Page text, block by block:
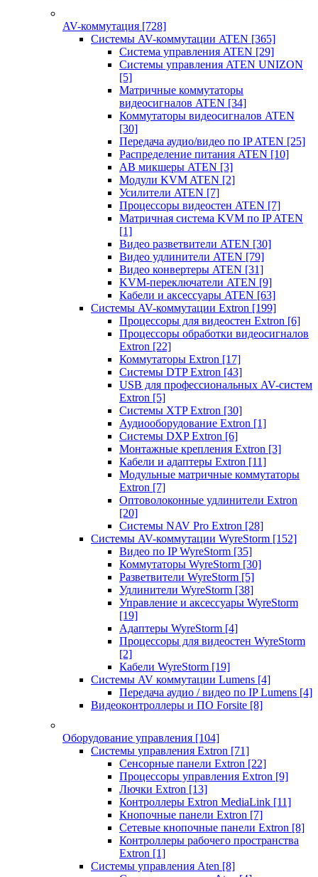
AV-коммутация [728]
Системы AV-коммутации ATEN [365]
Система управления ATEN [29]
Системы управления ATEN UNIZON
[5]
Матричные коммутаторы
видеосигналов ATEN [34]
Коммутаторы видеосигналов ATEN
[30]
Передача аудио/видео по IP ATEN [25]
Распределение питания ATEN [10]
АВ микшеры ATEN [3]
Модули KVM ATEN [2]
Усилители ATEN [7]
Процессоры видеостен ATEN [7]
Матричная система KVM по IP ATEN
[1]
Видео разветвители ATEN [30]
Видео удлинители ATEN [79]
Видео конвертеры ATEN [31]
KVM-переключатели ATEN [9]
Кабели и аксессуары ATEN [63]
Системы AV-коммутации Extron [199]
Процессоры для видеостен Extron [6]
Процессоры обработки видеосигналов
Extron [22]
Коммутаторы Extron [17]
Системы DTP Extron [43]
USB для профессиональных AV-систем
Extron [5]
Системы XTP Extron [30]
Аудиооборудование Extron [1]
Системы DXP Extron [6]
Монтажные крепления Extron [3]
Кабели и адаптеры Extron [11]
Модульные матричные коммутаторы
Extron [7]
Оптоволоконные удлинители Extron
[20]
Системы NAV Pro Extron [28]
Системы AV-коммутации WyreStorm [152]
Видео по IP WyreStorm [35]
Коммутаторы WyreStorm [30]
Разветвители WyreStorm [5]
Удлинители WyreStorm [38]
Управление и аксессуары WyreStorm
[19]
Адаптеры WyreStorm [4]
Процессоры для видеостен WyreStorm
[2]
Кабели WyreStorm [19]
Системы AV коммутации Lumens [4]
Передача аудио / видео по IP Lumens [4]
Видеоконтроллеры и ПО Forsite [8]
Оборудование управления [104]
Системы управления Extron [71]
Сенсорные панели Extron [22]
Процессоры управления Extron [9]
Лючки Extron [13]
Контроллеры Extron MediaLink [11]
Кнопочные панели Extron [7]
Сетевые кнопочные панели Extron [8]
Контроллеры рабочего пространства
Extron [1]
Системы управления Aten [8]